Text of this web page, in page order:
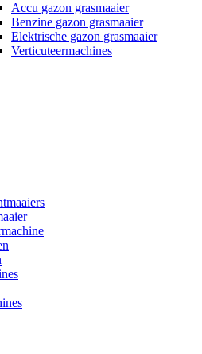
Accu gazon grasmaaier
Benzine gazon grasmaaier
Elektrische gazon grasmaaier
Verticuteermachines